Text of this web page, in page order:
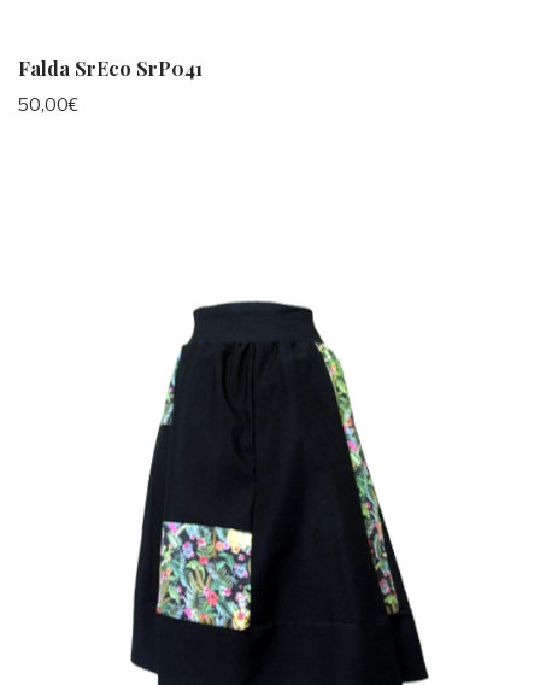
Falda SrEco SrP041
50,00€